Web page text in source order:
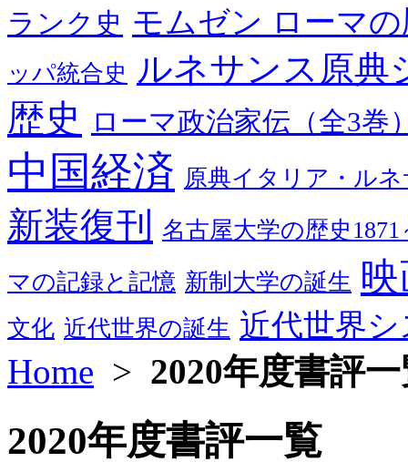
ランク史 モムゼン ローマ
ッパ統合史 ルネサンス原典
歴史 ローマ政治家伝（全3巻
中国経済 原典イタリア・ル
新装復刊 名古屋大学の歴史1871
マの記録と記憶 新制大学の誕生
文化 近代世界の誕生 近代世界
Home > 2020年度書評
2020年度書評一覧